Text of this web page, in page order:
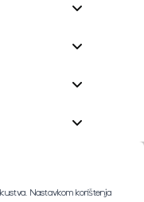
Nastavkom korištenja